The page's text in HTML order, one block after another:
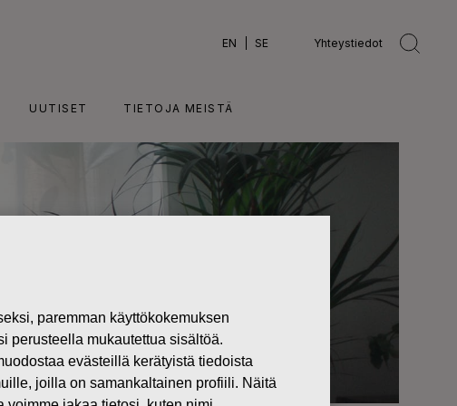
EN SE Yhteystiedot
UUTISET TIETOJA MEISTÄ
paremman käyttökokemuksen
perusteella mukautettua sisältöä.
evästeillä kerätyistä tiedoista
joilla on samankaltainen profiili. Näitä